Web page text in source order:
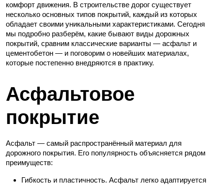
комфорт движения. В строительстве дорог существует
несколько основных типов покрытий, каждый из которых
обладает своими уникальными характеристиками. Сегодня
мы подробно разберём, какие бывают виды дорожных
покрытий, сравним классические варианты — асфальт и
цементобетон — и поговорим о новейших материалах,
которые постепенно внедряются в практику.
Асфальтовое
покрытие
Асфальт — самый распространённый материал для
дорожного покрытия. Его популярность объясняется рядом
преимуществ:
Гибкость и пластичность. Асфальт легко адаптируется